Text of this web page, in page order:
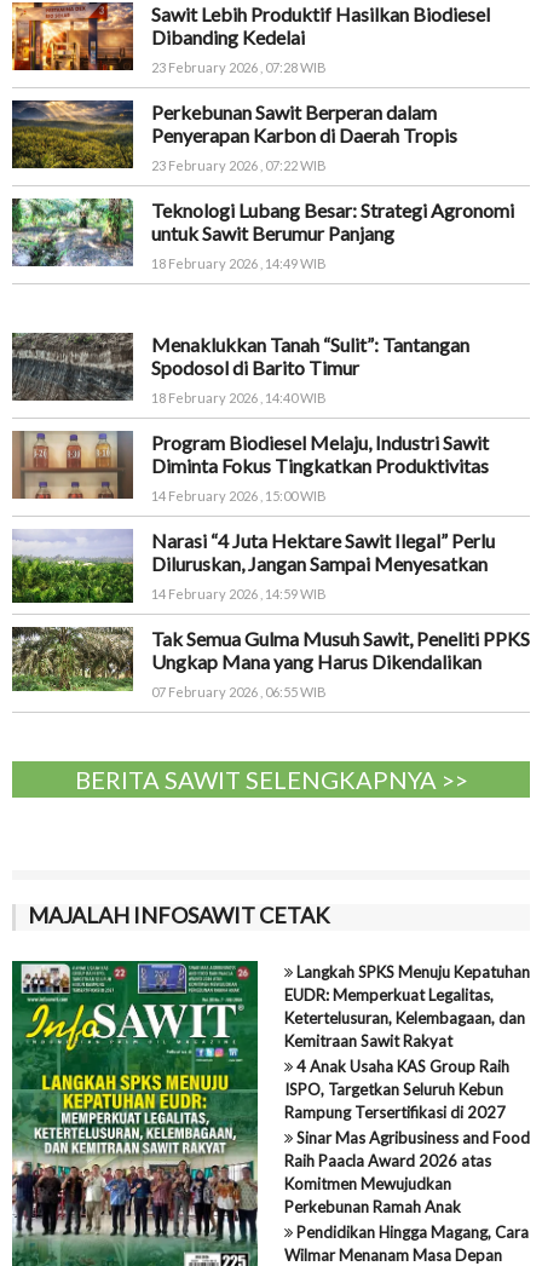
Sawit Lebih Produktif Hasilkan Biodiesel
Dibanding Kedelai
23 February 2026 , 07:28 WIB
Perkebunan Sawit Berperan dalam
Penyerapan Karbon di Daerah Tropis
23 February 2026 , 07:22 WIB
Teknologi Lubang Besar: Strategi Agronomi
untuk Sawit Berumur Panjang
18 February 2026 , 14:49 WIB
Menaklukkan Tanah “Sulit”: Tantangan
Spodosol di Barito Timur
18 February 2026 , 14:40 WIB
Program Biodiesel Melaju, Industri Sawit
Diminta Fokus Tingkatkan Produktivitas
14 February 2026 , 15:00 WIB
Narasi “4 Juta Hektare Sawit Ilegal” Perlu
Diluruskan, Jangan Sampai Menyesatkan
14 February 2026 , 14:59 WIB
Tak Semua Gulma Musuh Sawit, Peneliti PPKS
Ungkap Mana yang Harus Dikendalikan
07 February 2026 , 06:55 WIB
BERITA SAWIT SELENGKAPNYA >>
MAJALAH INFOSAWIT CETAK
Langkah SPKS Menuju Kepatuhan
EUDR: Memperkuat Legalitas,
Ketertelusuran, Kelembagaan, dan
Kemitraan Sawit Rakyat
4 Anak Usaha KAS Group Raih
ISPO, Targetkan Seluruh Kebun
Rampung Tersertifikasi di 2027
Sinar Mas Agribusiness and Food
Raih Paacla Award 2026 atas
Komitmen Mewujudkan
Perkebunan Ramah Anak
Pendidikan Hingga Magang, Cara
Wilmar Menanam Masa Depan